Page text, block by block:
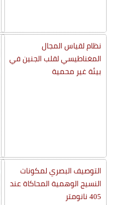
نظام لقياس المجال
المغناطيسي لقلب الجنين في
بيئة غير محمية
التوصيف البصري لمكونات
النسيج الوهمية المحاكاة عند
405 نانومتر